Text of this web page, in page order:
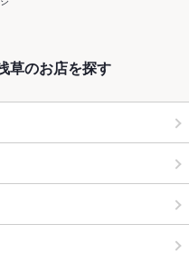
草のお店を探す